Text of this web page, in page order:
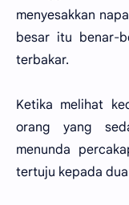
menyesakkan
besar itu benar-
terbakar.
Ketika melihat
orang yang
menunda
tertuju kepada